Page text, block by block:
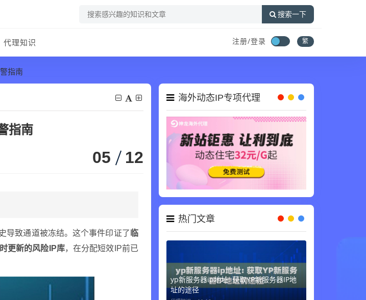
搜索一下
代理知识 注册/登录 繁
指南
指南
05 12
导致通道被冻结。这个事件印证了 临
更新的风险IP库，在分配短效IP前已
海外动态IP专项代理
热门文章
yp新服务器ip地址: 获取YP新服务器IP地
址的途径